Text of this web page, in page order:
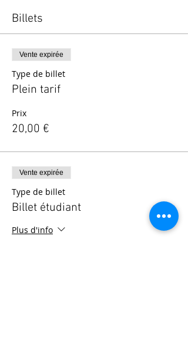
Billets
Vente expirée
Type de billet
Plein tarif
Prix
20,00 €
Vente expirée
Type de billet
Billet étudiant
Plus d'info